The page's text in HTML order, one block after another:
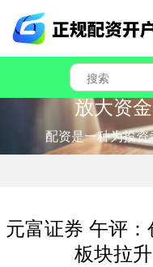
放大资
配资是一种为投
元富证券 午评
板块拉